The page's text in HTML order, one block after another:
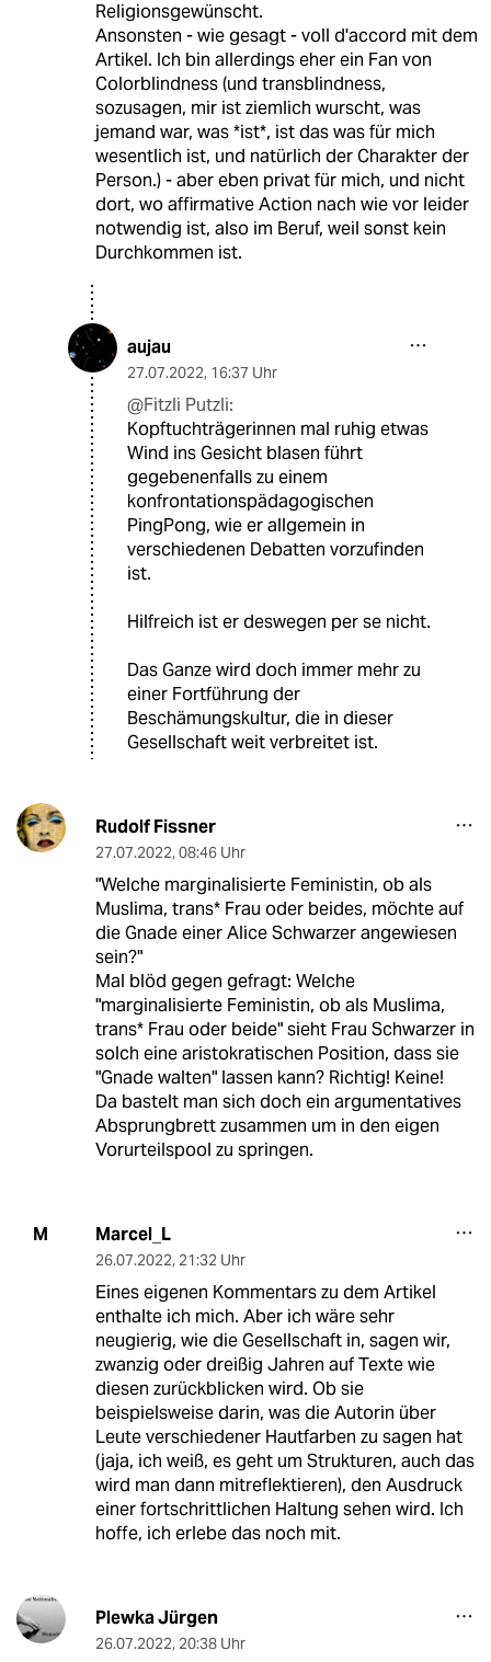
Religionsgewünscht.
Ansonsten - wie gesagt - voll d'accord mit dem
Artikel. Ich bin allerdings eher ein Fan von
Colorblindness (und transblindness,
sozusagen, mir ist ziemlich wurscht, was
jemand war, was *ist*, ist das was für mich
wesentlich ist, und natürlich der Charakter der
Person.) - aber eben privat für mich, und nicht
dort, wo affirmative Action nach wie vor leider
notwendig ist, also im Beruf, weil sonst kein
Durchkommen ist.
aujau
27.07.2022, 16:37 Uhr
@Fitzli Putzli:
Kopftuchträgerinnen mal ruhig etwas
Wind ins Gesicht blasen führt
gegebenenfalls zu einem
konfrontationspädagogischen
PingPong, wie er allgemein in
verschiedenen Debatten vorzufinden
ist.
Hilfreich ist er deswegen per se nicht.
Das Ganze wird doch immer mehr zu
einer Fortführung der
Beschämungskultur, die in dieser
Gesellschaft weit verbreitet ist.
Rudolf Fissner
27.07.2022, 08:46 Uhr
"Welche marginalisierte Feministin, ob als
Muslima, trans* Frau oder beides, möchte auf
die Gnade einer Alice Schwarzer angewiesen
sein?"
Mal blöd gegen gefragt: Welche
"marginalisierte Feministin, ob als Muslima,
trans* Frau oder beide" sieht Frau Schwarzer in
solch eine aristokratischen Position, dass sie
"Gnade walten" lassen kann? Richtig! Keine!
Da bastelt man sich doch ein argumentatives
Absprungbrett zusammen um in den eigen
Vorurteilspool zu springen.
M Marcel_L
26.07.2022, 21:32 Uhr
Eines eigenen Kommentars zu dem Artikel
enthalte ich mich. Aber ich wäre sehr
neugierig, wie die Gesellschaft in, sagen wir,
zwanzig oder dreißig Jahren auf Texte wie
diesen zurückblicken wird. Ob sie
beispielsweise darin, was die Autorin über
Leute verschiedener Hautfarben zu sagen hat
(jaja, ich weiß, es geht um Strukturen, auch das
wird man dann mitreflektieren), den Ausdruck
einer fortschrittlichen Haltung sehen wird. Ich
hoffe, ich erlebe das noch mit.
Plewka Jürgen
26.07.2022, 20:38 Uhr